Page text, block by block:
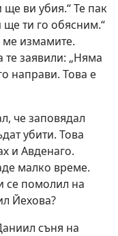
ви убия.“ Те пак
ще ти го обясним.“
ме измамите.
те заявили: „Няма
направи. Това е
че заповядал
убити. Това
и Авденаго.
малко време.
се помолил на
Йехова?
съня на